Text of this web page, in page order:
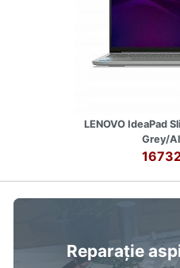
LENOVO IdeaPad
Grey/
Reparație